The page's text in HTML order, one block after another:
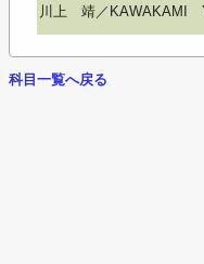
川上 靖／KAWAKAMI
科目一覧へ戻る